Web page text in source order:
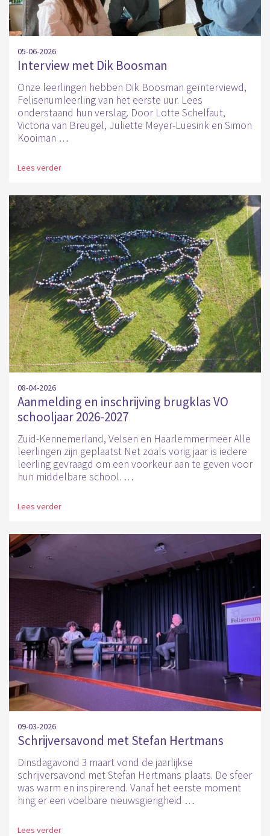
05-06-2026
Interview met Dik Boosman
Onze leerlingen hebben Dik Boosman geïnterviewd,
Felisenumleerling van het eerste uur. Lees
onderstaand hun verslag. Door Lotte Schelfaut,
Victoria van Breugel, Juliette Meyer-Luesink en Simon
Kooiman …
Lees verder
08-04-2026
Aanmelding en inschrijving brugklas VO
schooljaar 2026-2027
Zuid-Kennemerland, Velsen en Haarlemmermeer Alle
leerlingen zijn geplaatst Net zoals vorig jaar is iedere
leerling gevraagd om een voorkeur aan te geven voor
hun middelbare school. …
Lees verder
09-03-2026
Schrijversavond met Stefan Hertmans
Dinsdagavond 3 maart vond de jaarlijkse
schrijversavond met Stefan Hertmans plaats. De sfeer
was warm en inspirerend. Vanaf het eerste moment
hing er een voelbare nieuwsgierigheid …
Lees verder